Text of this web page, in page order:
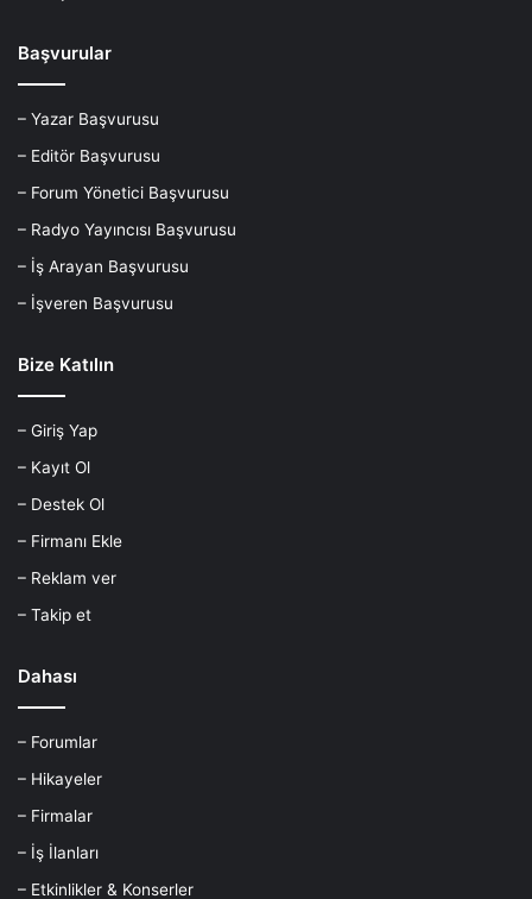
Başvurular
– Yazar Başvurusu
– Editör Başvurusu
– Forum Yönetici Başvurusu
– Radyo Yayıncısı Başvurusu
– İş Arayan Başvurusu
– İşveren Başvurusu
Bize Katılın
– Giriş Yap
– Kayıt Ol
– Destek Ol
– Firmanı Ekle
– Reklam ver
– Takip et
Dahası
– Forumlar
– Hikayeler
– Firmalar
– İş İlanları
– Etkinlikler & Konserler